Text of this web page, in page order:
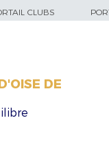
CLUBS
DE